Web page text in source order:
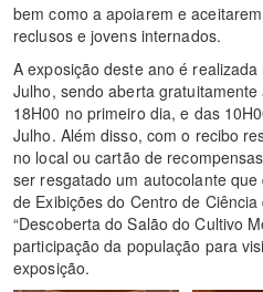
bem como a apoiarem e
reclusos e jovens internados.
A exposição deste ano é
Julho, sendo aberta
18H00 no primeiro dia, e das
Julho. Além disso, com o recibo
no local ou cartão de
ser resgatado um autocolante
de Exibições do Centro de
“Descoberta do Salão do Cultivo
participação da população para
exposição.